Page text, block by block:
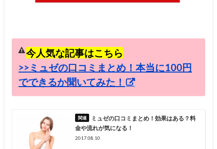
今人気な記事はこちら
>>ミュゼの口コミまとめ！本当に100円
でできるか聞いてみた！
ミュゼの口コミまとめ！効果はある？料
金や流れが気になる！
2017.08.10